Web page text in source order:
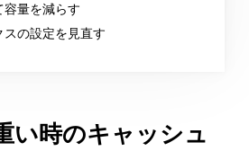
容量を減らす
の設定を見直す
い時のキャッシュ